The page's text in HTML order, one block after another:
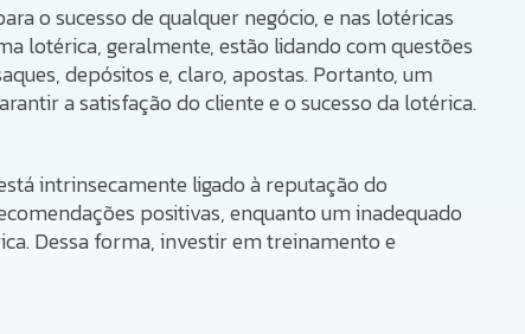
o sucesso de qualquer negócio, e nas lotéricas
lotérica, geralmente, estão lidando com questões
depósitos e, claro, apostas. Portanto, um
a satisfação do cliente e o sucesso da lotérica.
intrinsecamente ligado à reputação do
positivas, enquanto um inadequado
Dessa forma, investir em treinamento e